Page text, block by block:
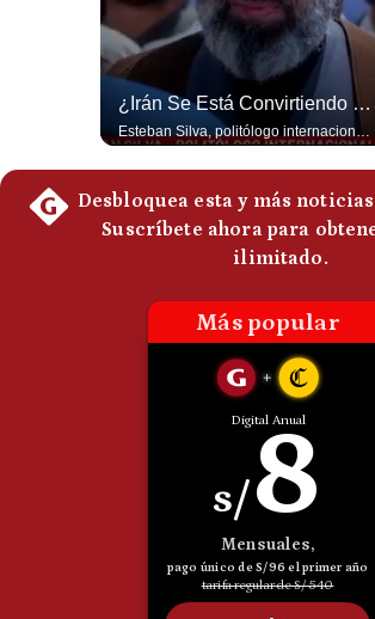
¿Irán Se Está Convirtiendo En Un Régimen Militar? | #radar24